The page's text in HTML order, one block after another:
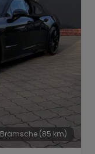
Bramsche (85 km)